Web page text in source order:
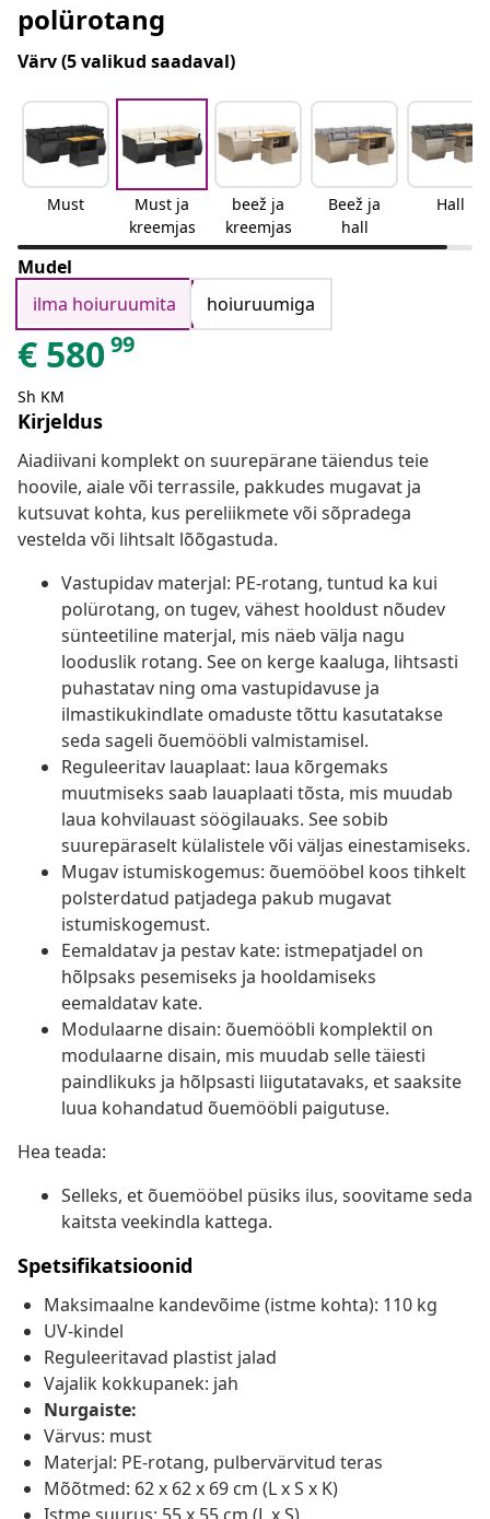
polürotang
Värv(5 valikud saadaval)
Must
Must ja
kreemjas
beež ja
kreemjas
Beež ja
hall
Hall
Mudel
ilma hoiuruumita
hoiuruumiga
€ 58099
Sh KM
Kirjeldus
Aiadiivani komplekt on suurepärane täiendus teie
hoovile, aiale või terrassile, pakkudes mugavat ja
kutsuvat kohta, kus pereliikmete või sõpradega
vestelda või lihtsalt lõõgastuda.
Vastupidav materjal: PE-rotang, tuntud ka kui
polürotang, on tugev, vähest hooldust nõudev
sünteetiline materjal, mis näeb välja nagu
looduslik rotang. See on kerge kaaluga, lihtsasti
puhastatav ning oma vastupidavuse ja
ilmastikukindlate omaduste tõttu kasutatakse
seda sageli õuemööbli valmistamisel.
Reguleeritav lauaplaat: laua kõrgemaks
muutmiseks saab lauaplaati tõsta, mis muudab
laua kohvilauast söögilauaks. See sobib
suurepäraselt külalistele või väljas einestamiseks.
Mugav istumiskogemus: õuemööbel koos tihkelt
polsterdatud patjadega pakub mugavat
istumiskogemust.
Eemaldatav ja pestav kate: istmepatjadel on
hõlpsaks pesemiseks ja hooldamiseks
eemaldatav kate.
Modulaarne disain: õuemööbli komplektil on
modulaarne disain, mis muudab selle täiesti
paindlikuks ja hõlpsasti liigutatavaks, et saaksite
luua kohandatud õuemööbli paigutuse.
Hea teada:
Selleks, et õuemööbel püsiks ilus, soovitame seda
kaitsta veekindla kattega.
Spetsifikatsioonid
Maksimaalne kandevõime (istme kohta): 110 kg
UV-kindel
Reguleeritavad plastist jalad
Vajalik kokkupanek: jah
Nurgaiste:
Värvus: must
Materjal: PE-rotang, pulbervärvitud teras
Mõõtmed: 62 x 62 x 69 cm (L x S x K)